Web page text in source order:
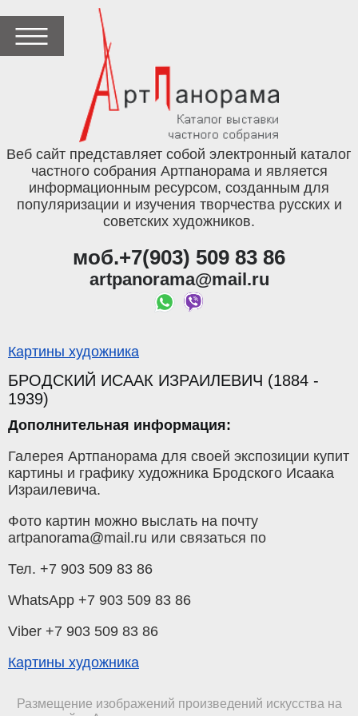
Веб сайт представляет собой электронный каталог
частного собрания Артпанорама и является
информационным ресурсом, созданным для
популяризации и изучения творчества русских и
советских художников.
моб.+7(903) 509 83 86
artpanorama@mail.ru
Картины художника
БРОДСКИЙ ИСААК ИЗРАИЛЕВИЧ (1884 -
1939)
Дополнительная информация:
Галерея Артпанорама для своей экспозиции купит
картины и графику художника Бродского Исаака
Израилевича.
Фото картин можно выслать на почту
artpanorama@mail.ru или связаться по
Тел. +7 903 509 83 86
WhatsApp +7 903 509 83 86
Viber +7 903 509 83 86
Картины художника
Размещение изображений произведений искусства на